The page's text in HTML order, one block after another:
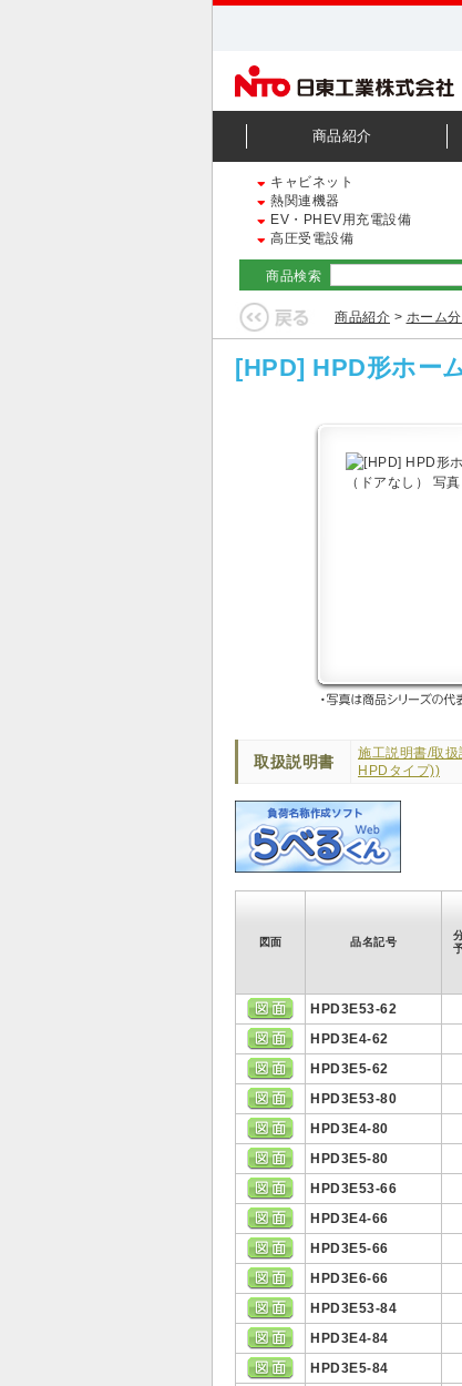
商品紹介
キャビネット
熱関連機器
EV・PHEV用充電設備
高圧受電設備
商品検索
商品紹介 > ホーム
[HPD] HPD形ホー
取扱説明書
施工説明書/取扱
HPDタイプ))
図面 品名記号
HPD3E53-62
HPD3E4-62
HPD3E5-62
HPD3E53-80
HPD3E4-80
HPD3E5-80
HPD3E53-66
HPD3E4-66
HPD3E5-66
HPD3E6-66
HPD3E53-84
HPD3E4-84
HPD3E5-84